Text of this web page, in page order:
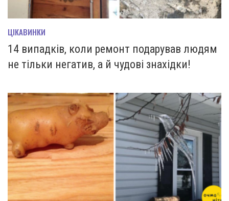
ЦІКАВИНКИ
14 випадків, коли ремонт подарував людям
не тільки негатив, а й чудові знахідки!